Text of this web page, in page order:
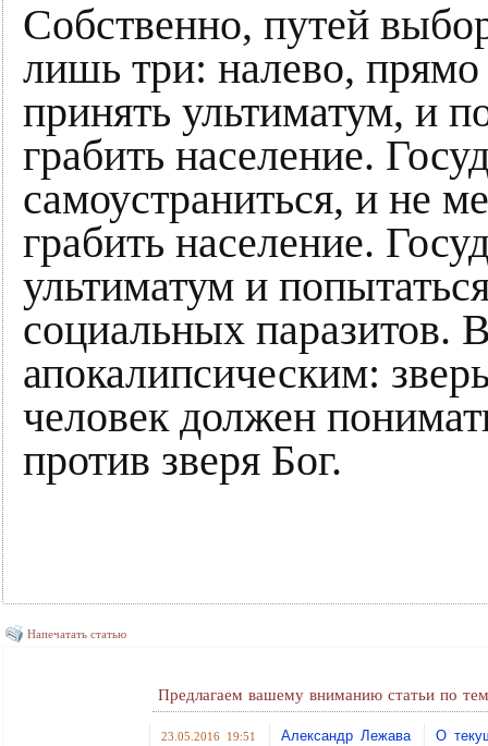
Собственно, путей
лишь три: налево,
принять ультиматум, и
грабить население.
самоустраниться, и не
грабить население.
ультиматум и
социальных паразитов.
апокалипсическим:
человек должен
против зверя Бог.
Напечатать статью
Предлагаем вашему вниманию статьи по
23.05.2016 19:51 Александр Лежава О